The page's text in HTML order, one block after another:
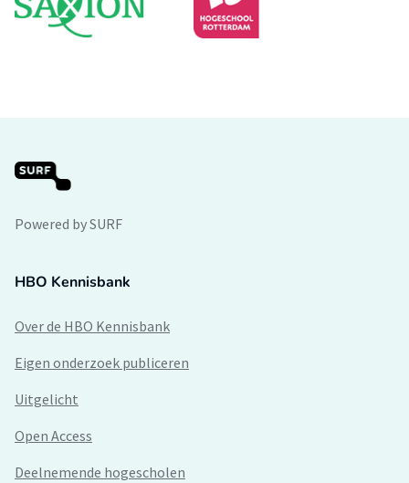
Powered by SURF
HBO Kennisbank
Over de HBO Kennisbank
Eigen onderzoek publiceren
Uitgelicht
Open Access
Deelnemende hogescholen